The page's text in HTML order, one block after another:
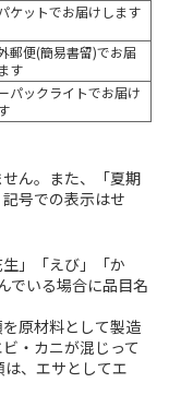
ケットでお届けします
郵便(簡易書留)でお届
す
パックライトでお届け
ん。また、「夏期
号での表示はせ
」「えび」「か
でいる場合に品目名
原材料として製造
・カニが混じって
、エサとしてエ